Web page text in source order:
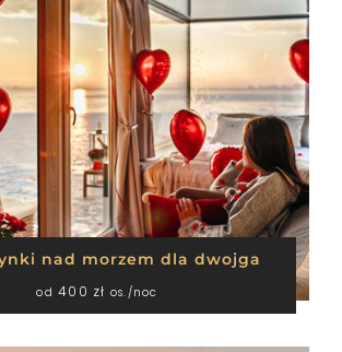
nad morzem dla dwojga
od 400 zł os./noc